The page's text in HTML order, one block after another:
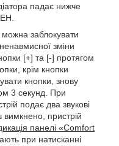
падає нижче
можна заблокувати
зміни
[+] та [-] протягом
крім кнопки
кнопки, знову
3 секунд. При
подає два звукові
вимкнено, пристрій
панелі «Comfort
при натисканні